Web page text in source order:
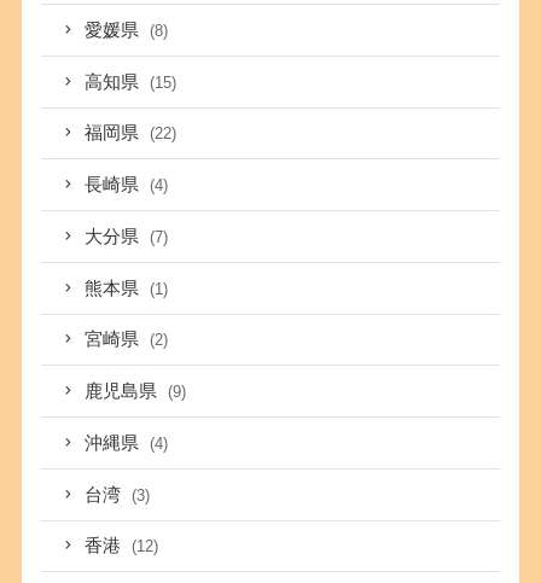
愛媛県 (8)
高知県 (15)
福岡県 (22)
長崎県 (4)
大分県 (7)
熊本県 (1)
宮崎県 (2)
鹿児島県 (9)
沖縄県 (4)
台湾 (3)
香港 (12)